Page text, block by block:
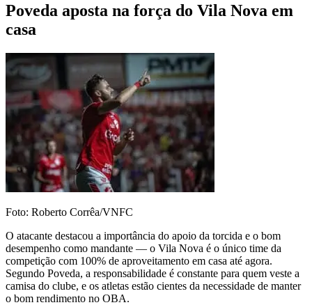
Poveda aposta na força do Vila Nova em
casa
Foto: Roberto Corrêa/VNFC
O atacante destacou a importância do apoio da torcida e o bom
desempenho como mandante — o Vila Nova é o único time da
competição com 100% de aproveitamento em casa até agora.
Segundo Poveda, a responsabilidade é constante para quem veste a
camisa do clube, e os atletas estão cientes da necessidade de manter
o bom rendimento no OBA.